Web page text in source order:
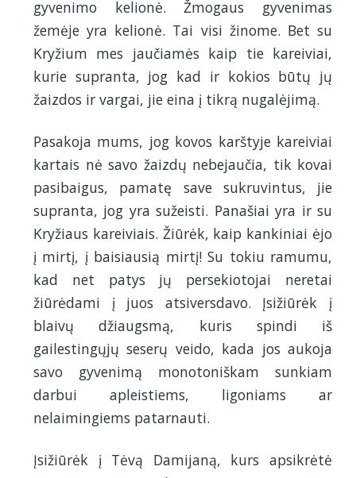
gyvenimo kelionė. Žmogaus gyvenimas
žemėje yra kelionė. Tai visi žinome. Bet su
Kryžium mes jaučiamės kaip tie kareiviai,
kurie supranta, jog kad ir kokios būtų jų
žaizdos ir vargai, jie eina į tikrą nugalėjimą.
Pasakoja mums, jog kovos karštyje kareiviai
kartais nė savo žaizdų nebejaučia, tik kovai
pasibaigus, pamatę save sukruvintus, jie
supranta, jog yra sužeisti. Panašiai yra ir su
Kryžiaus kareiviais. Žiūrėk, kaip kankiniai ėjo
į mirtį, į baisiausią mirtį! Su tokiu ramumu,
kad net patys jų persekiotojai neretai
žiūrėdami į juos atsiversdavo. Įsižiūrėk į
blaivų džiaugsmą, kuris spindi iš
gailestingųjų seserų veido, kada jos aukoja
savo gyvenimą monotoniškam sunkiam
darbui apleistiems, ligoniams ar
nelaimingiems patarnauti.
Įsižiūrėk į Tėvą Damijaną, kurs apsikrėtė